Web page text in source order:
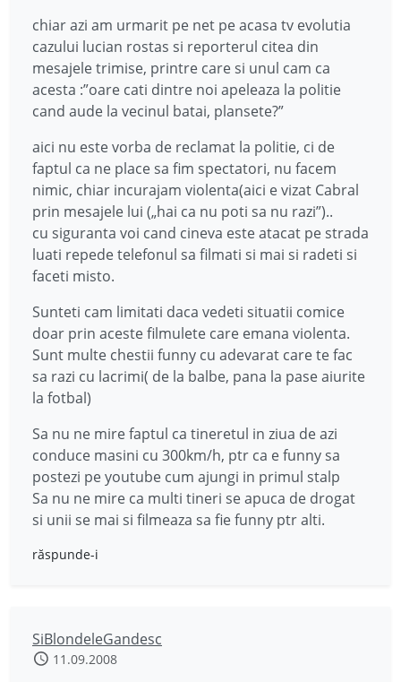
chiar azi am urmarit pe net pe acasa tv evolutia
cazului lucian rostas si reporterul citea din
mesajele trimise, printre care si unul cam ca
acesta :”oare cati dintre noi apeleaza la politie
cand aude la vecinul batai, plansete?”
aici nu este vorba de reclamat la politie, ci de
faptul ca ne place sa fim spectatori, nu facem
nimic, chiar incurajam violenta(aici e vizat Cabral
prin mesajele lui („hai ca nu poti sa nu razi”)..
cu siguranta voi cand cineva este atacat pe strada
luati repede telefonul sa filmati si mai si radeti si
faceti misto.
Sunteti cam limitati daca vedeti situatii comice
doar prin aceste filmulete care emana violenta.
Sunt multe chestii funny cu adevarat care te fac
sa razi cu lacrimi( de la balbe, pana la pase aiurite
la fotbal)
Sa nu ne mire faptul ca tineretul in ziua de azi
conduce masini cu 300km/h, ptr ca e funny sa
postezi pe youtube cum ajungi in primul stalp
Sa nu ne mire ca multi tineri se apuca de drogat
si unii se mai si filmeaza sa fie funny ptr alti.
răspunde-i
SiBlondeleGandesc
11.09.2008